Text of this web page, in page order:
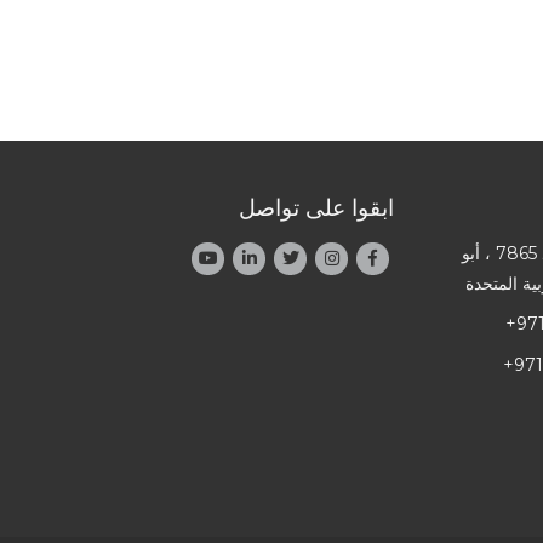
العنوان: صندوق بريد 7865 ، أبو
المتحدة
ابقوا على تواصل